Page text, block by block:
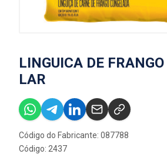
LINGUICA DE
LAR
Código do Fabricante: 087788
Código: 2437